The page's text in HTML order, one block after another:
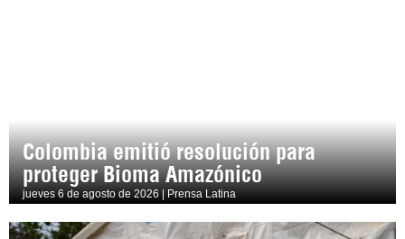
Colombia emitió resolución para
proteger Bioma Amazónico
jueves 6 de agosto de 2026 | Prensa Latina